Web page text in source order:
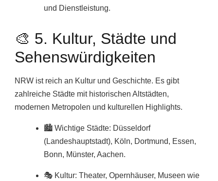
und Dienstleistung.
🎨 5. Kultur, Städte und
Sehenswürdigkeiten
NRW ist reich an Kultur und Geschichte. Es gibt
zahlreiche Städte mit historischen Altstädten,
modernen Metropolen und kulturellen Highlights.
🏙️ Wichtige Städte: Düsseldorf
(Landeshauptstadt), Köln, Dortmund, Essen,
Bonn, Münster, Aachen.
🎭 Kultur: Theater, Opernhäuser, Museen wie